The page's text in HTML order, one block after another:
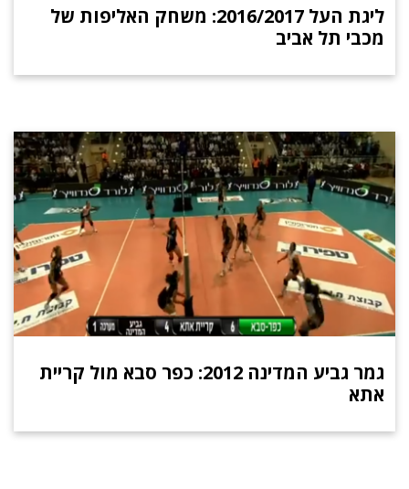
ליגת העל 2016/2017: משחק האליפות של
מכבי תל אביב
גמר גביע המדינה 2012: כפר סבא מול קריית
אתא